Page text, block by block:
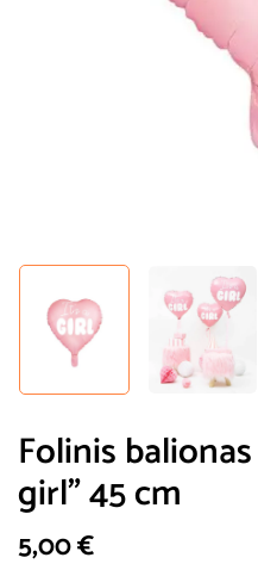
Folinis
girl” 45 cm
5,00€